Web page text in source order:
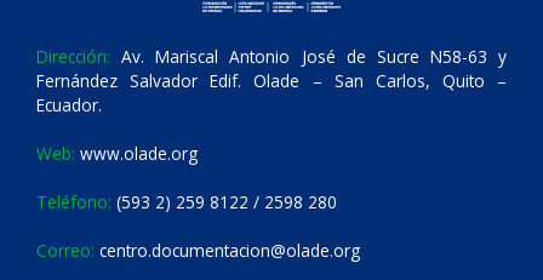
Dirección: Av. Mariscal Antonio José de Sucre N58-63 y
Fernández Salvador Edif. Olade – San Carlos, Quito –
Ecuador.
Web: www.olade.org
Teléfono: (593 2) 259 8122 / 2598 280
Correo: centro.documentacion@olade.org